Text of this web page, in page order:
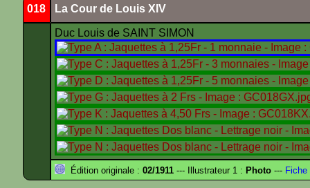
018 La Cour de Louis XIV
Duc Louis de SAINT SIMON
Édition originale : 02/1911 --- Illustrateur 1 : Photo --- Fiche